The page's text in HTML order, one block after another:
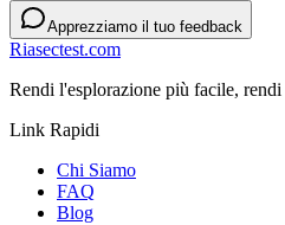
Apprezziamo il tuo feedback
Riasectest.com
Rendi l'esplorazione più facile,
Link Rapidi
Chi Siamo
FAQ
Blog